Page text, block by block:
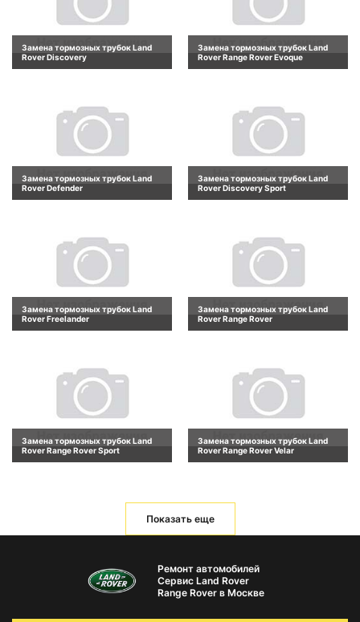
Замена тормозных трубок Land
Rover Discovery
Замена тормозных трубок Land
Rover Range Rover Evoque
Замена тормозных трубок Land
Rover Defender
Замена тормозных трубок Land
Rover Discovery Sport
Замена тормозных трубок Land
Rover Freelander
Замена тормозных трубок Land
Rover Range Rover
Замена тормозных трубок Land
Rover Range Rover Sport
Замена тормозных трубок Land
Rover Range Rover Velar
Показать еще
Ремонт автомобилей
Сервис Land Rover
Range Rover в Москве